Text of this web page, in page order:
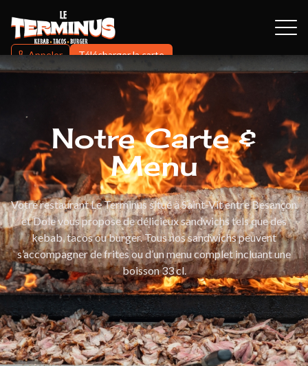
Appeler Télécharger la carte
Notre Carte &
Menu
Votre restaurant Le Terminus situé à Saint-Vit entre Besançon
et Dole vous propose de délicieux sandwichs tels que des
kebab, tacos ou burger. Tous nos sandwichs peuvent
s’accompagner de frites ou d’un menu complet incluant une
boisson 33 cl.